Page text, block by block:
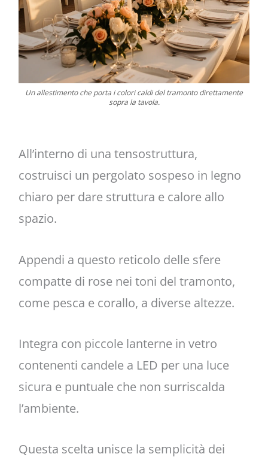
Un allestimento che porta i colori caldi del tramonto direttamente
sopra la tavola.
All’interno di una tensostruttura,
costruisci un pergolato sospeso in legno
chiaro per dare struttura e calore allo
spazio.
Appendi a questo reticolo delle sfere
compatte di rose nei toni del tramonto,
come pesca e corallo, a diverse altezze.
Integra con piccole lanterne in vetro
contenenti candele a LED per una luce
sicura e puntuale che non surriscalda
l’ambiente.
Questa scelta unisce la semplicità dei